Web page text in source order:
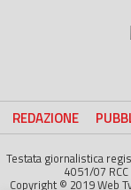
REDAZIONE
Testata giornalistica
4051/07
Copyright © 2019 Web